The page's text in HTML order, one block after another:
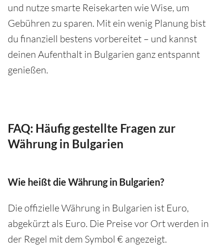
und nutze smarte Reisekarten wie Wise, um
Gebühren zu sparen. Mit ein wenig Planung bist
du finanziell bestens vorbereitet – und kannst
deinen Aufenthalt in Bulgarien ganz entspannt
genießen.
FAQ: Häufig gestellte Fragen zur
Währung in Bulgarien
Wie heißt die Währung in Bulgarien?
Die offizielle Währung in Bulgarien ist Euro,
abgekürzt als Euro. Die Preise vor Ort werden in
der Regel mit dem Symbol € angezeigt.